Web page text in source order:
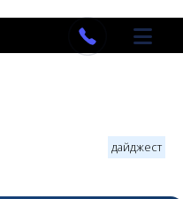
дайджест